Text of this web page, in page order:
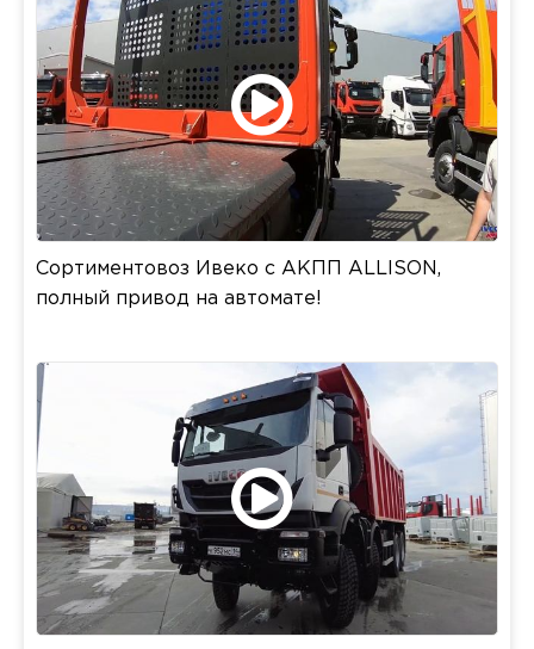
Сортиментовоз Ивеко с АКПП ALLISON,
полный привод на автомате!